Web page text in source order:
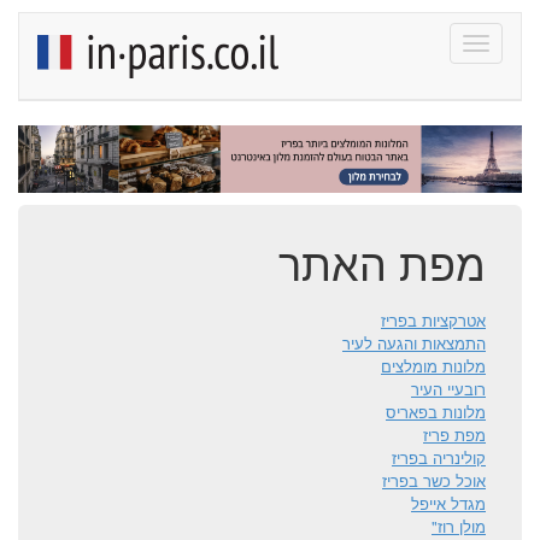
Toggle
פריז In paris - מדריך למטייל בפריז
התמצאות והגעה לעיר
אטרקציות בפריז
מלונות מומלצים בפריז
חיי לילה ובילויים
קולינריה בפריז
מסעדות בפריז
אוכל כשר בפריז
מפת האתר
אטרקציות בפריז
התמצאות והגעה לעיר
מלונות מומלצים
רובעיי העיר
מלונות בפאריס
מפת פריז
קולינריה בפריז
אוכל כשר בפריז
מגדל אייפל
מולן רוז"